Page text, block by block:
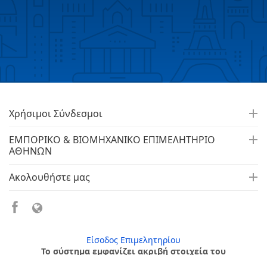
Χρήσιμοι Σύνδεσμοι
ΕΜΠΟΡΙΚΟ & ΒΙΟΜΗΧΑΝΙΚΟ ΕΠΙΜΕΛΗΤΗΡΙΟ
ΑΘΗΝΩΝ
Ακολουθήστε μας
Είσοδος Επιμελητηρίου
Το σύστημα εμφανίζει ακριβή στοιχεία του